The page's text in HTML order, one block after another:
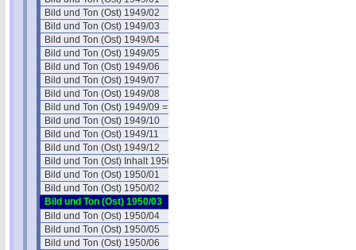
Bild und Ton (Ost) 1949/02
Bild und Ton (Ost) 1949/03
Bild und Ton (Ost) 1949/04
Bild und Ton (Ost) 1949/05
Bild und Ton (Ost) 1949/06
Bild und Ton (Ost) 1949/07
Bild und Ton (Ost) 1949/08
Bild und Ton (Ost) 1949/09 ==
Bild und Ton (Ost) 1949/10
Bild und Ton (Ost) 1949/11
Bild und Ton (Ost) 1949/12
Bild und Ton (Ost) Inhalt 1950
Bild und Ton (Ost) 1950/01
Bild und Ton (Ost) 1950/02
Bild und Ton (Ost) 1950/03
Bild und Ton (Ost) 1950/04
Bild und Ton (Ost) 1950/05
Bild und Ton (Ost) 1950/06